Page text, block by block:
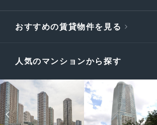
おすすめの賃貸物件を見る
人気のマンションから探す